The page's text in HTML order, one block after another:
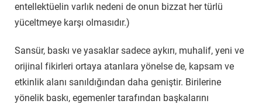
entellektüelin varlık nedeni de onun bizzat her türlü
yüceltmeye karşı olmasıdır.)
Sansür, baskı ve yasaklar sadece aykırı, muhalif, yeni ve
orijinal fikirleri ortaya atanlara yönelse de, kapsam ve
etkinlik alanı sanıldığından daha geniştir. Birilerine
yönelik baskı, egemenler tarafından başkalarını